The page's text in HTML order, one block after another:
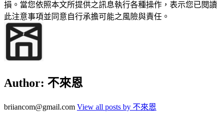
損。當您依照本文所提供之訊息執行各種操作，表示您已閱讀
此注意事項並同意自行承擔可能之風險與責任。
Author: 不來恩
briiancom@gmail.com View all posts by 不來恩